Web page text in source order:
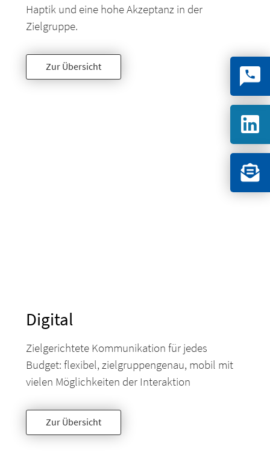
Haptik und eine hohe Akzeptanz in der
Zielgruppe.
Zur Übersicht
Digital
Zielgerichtete Kommunikation für jedes
Budget: flexibel, zielgruppengenau, mobil mit
vielen Möglichkeiten der Interaktion
Zur Übersicht